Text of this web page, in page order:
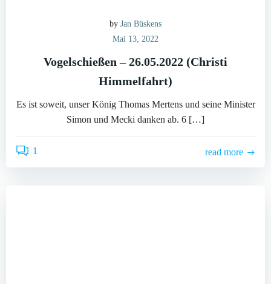
by Jan Büskens
Mai 13, 2022
Vogelschießen – 26.05.2022 (Christi
Himmelfahrt)
Es ist soweit, unser König Thomas Mertens und seine Minister
Simon und Mecki danken ab. 6 […]
1 read more